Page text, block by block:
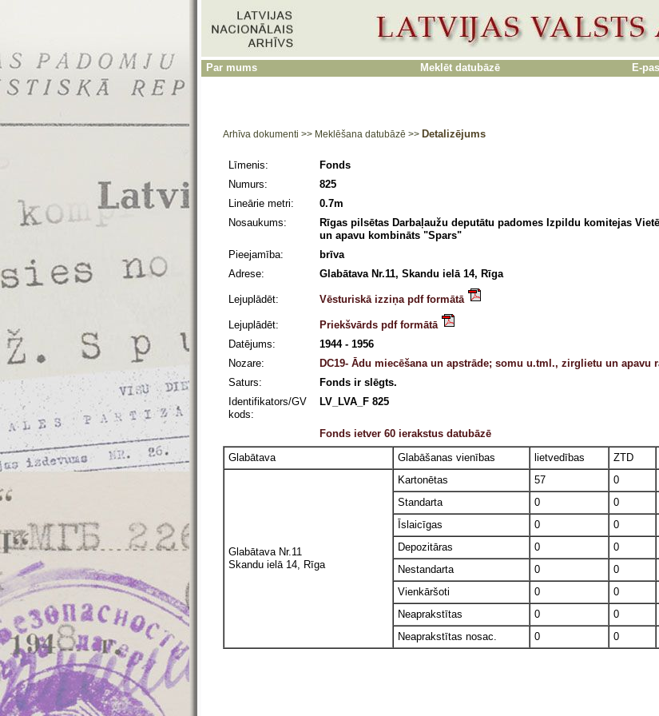
Par mums Meklēt datubāzē E-
Arhīva dokumenti >> Meklēšana datubāzē >> Detalizējums
Līmenis:
Fonds
Numurs:
825
Lineārie metri:
0.7m
Nosaukums:
Rīgas pilsētas Darbaļaužu deputātu padomes Izpildu komitejas
un apavu kombināts "Spars"
Pieejamība:
brīva
Adrese:
Glabātava Nr.11, Skandu ielā 14, Rīga
Lejuplādēt: Vēsturiskā izziņa pdf formātā
Lejuplādēt:
Priekšvārds pdf formātā
Datējums:
1944 - 1956
Nozare:
DC19- Ādu miecēšana un apstrāde; somu u.tml., zirglietu un apavu
Saturs:
Fonds ir slēgts.
Identifikators/GV
kods:
LV_LVA_F 825
Fonds ietver 60 ierakstus datubāzē
Glabātava
Glabāšanas vienības lietvedības ZTD
Glabātava Nr.11
Skandu ielā 14, Rīga
Kartonētas 57 0
Standarta
0 0
Īslaicīgas
0 0
Depozitāras
0 0
Nestandarta
0 0
Vienkāršoti
0 0
Neaprakstītas
0 0
Neaprakstītas nosac.
0 0